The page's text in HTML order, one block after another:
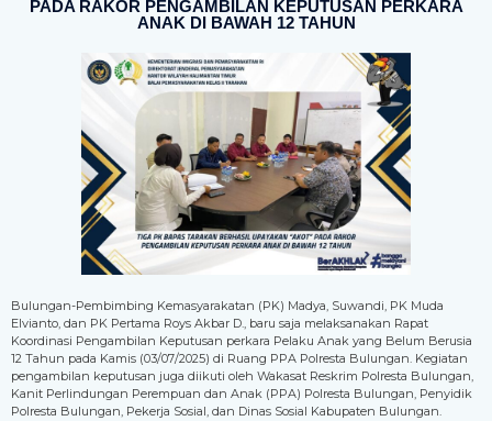
PADA RAKOR PENGAMBILAN KEPUTUSAN PERKARA
ANAK DI BAWAH 12 TAHUN
Bulungan-Pembimbing Kemasyarakatan (PK) Madya, Suwandi, PK Muda
Elvianto, dan PK Pertama Roys Akbar D., baru saja melaksanakan Rapat
Koordinasi Pengambilan Keputusan perkara Pelaku Anak yang Belum Berusia
12 Tahun pada Kamis (03/07/2025) di Ruang PPA Polresta Bulungan. Kegiatan
pengambilan keputusan juga diikuti oleh Wakasat Reskrim Polresta Bulungan,
Kanit Perlindungan Perempuan dan Anak (PPA) Polresta Bulungan, Penyidik
Polresta Bulungan, Pekerja Sosial, dan Dinas Sosial Kabupaten Bulungan.